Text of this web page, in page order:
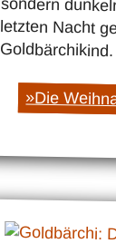
Goldbärchikind.
»Die